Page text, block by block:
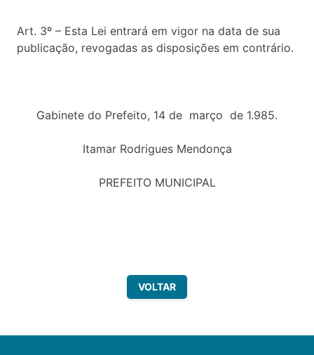
Art. 3º – Esta Lei entrará em vigor na data de sua
publicação, revogadas as disposições em contrário.
Gabinete do Prefeito, 14 de março de 1.985.
Itamar Rodrigues Mendonça
PREFEITO MUNICIPAL
VOLTAR